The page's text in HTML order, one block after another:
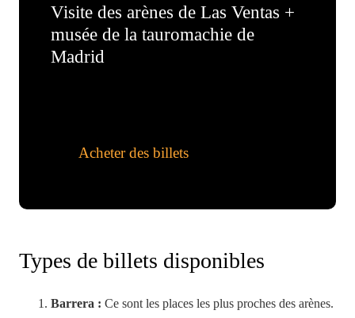
Visite des arènes de Las Ventas +
musée de la tauromachie de
Madrid
Acheter des billets
Types de billets disponibles
Barrera : Ce sont les places les plus proches des arènes.